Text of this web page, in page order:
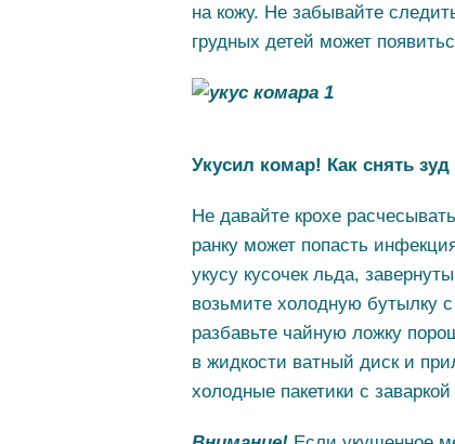
на кожу. Не забывайте
грудных детей может
Укусил комар! Как снять
Не давайте крохе
ранку может попасть
укусу кусочек льда,
возьмите холодную бутылку
разбавьте чайную ложку
в жидкости ватный диск и
холодные пакетики с